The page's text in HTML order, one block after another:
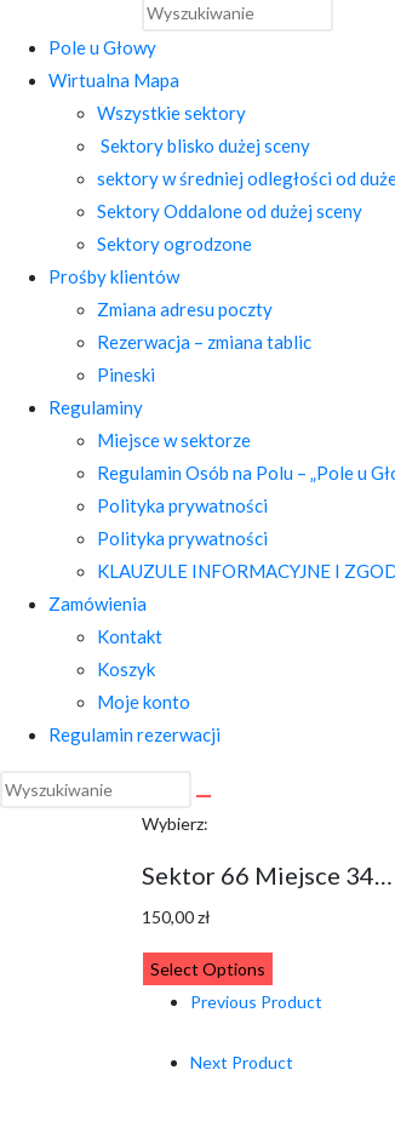
Pole u Głowy
Wirtualna Mapa
Wszystkie sektory
Sektory blisko dużej sceny
sektory w średniej odległości od
Sektory Oddalone od dużej sceny
Sektory ogrodzone
Prośby klientów
Zmiana adresu poczty
Rezerwacja – zmiana tablic
Pineski
Regulaminy
Miejsce w sektorze
Regulamin Osób na Polu – „Pole u
Polityka prywatności
Polityka prywatności
KLAUZULE INFORMACYJNE I
Zamówienia
Kontakt
Koszyk
Moje konto
Regulamin rezerwacji
Wybierz:
Sektor 66 Miejsce 34…
150,00zł
Select Options
Previous Product
Next Product